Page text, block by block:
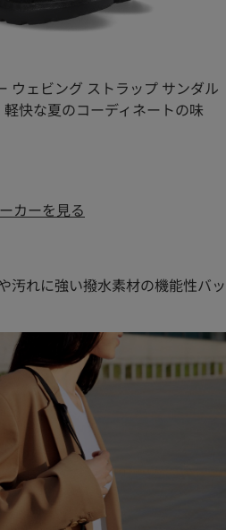
ウェビング ストラップ サンダル
快な夏のコーディネートの味
カーを見る
汚れに強い撥水素材の機能性バッ